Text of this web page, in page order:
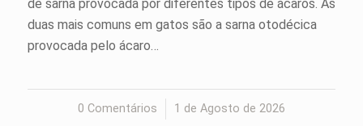
de sarna provocada por diferentes tipos de ácaros. As
duas mais comuns em gatos são a sarna otodécica
provocada pelo ácaro…
0 Comentários
/ 1 de Agosto de 2026